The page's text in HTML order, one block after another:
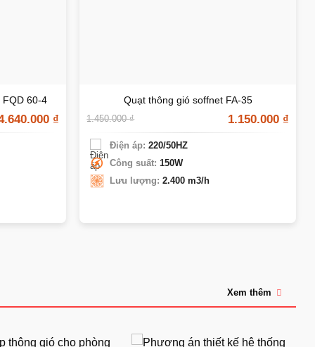
FQD 60-4
₫
Quạt thông gió soffnet FA-35
1.450.000₫ 1.150.000 ₫
Điện áp: 220/50HZ
Công suất: 150W
Lưu lượng: 2.400 m3/h
Xem thêm